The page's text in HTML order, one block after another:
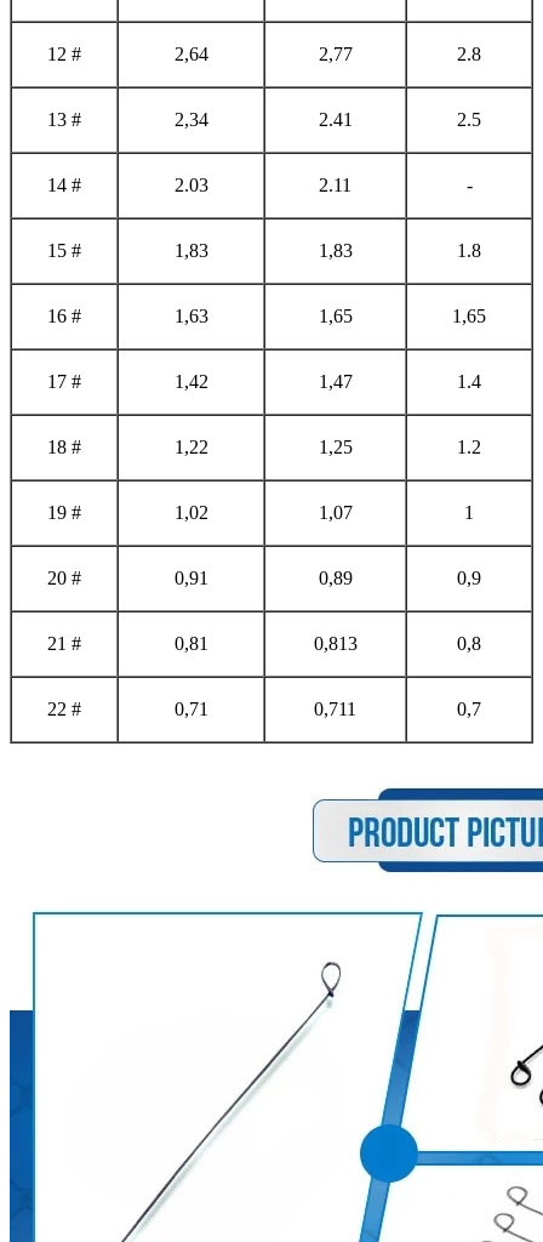
12 # 2,64 2,77 2.8
13 # 2,34 2.41 2.5
14 # 2.03 2.11 -
15 # 1,83 1,83 1.8
16 # 1,63 1,65 1,65
17 # 1,42 1,47 1.4
18 # 1,22 1,25 1.2
19 # 1,02 1,07 1
20 # 0,91 0,89 0,9
21 # 0,81 0,813 0,8
22 # 0,71 0,711 0,7